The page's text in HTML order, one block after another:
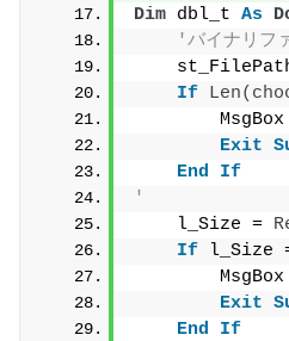
Dim dbl_t As
'バイナリフ
If Len(
        MsgBox
Exit
End
If
'
    l_Size =
If l_Size
        MsgBox
Exit
End
If